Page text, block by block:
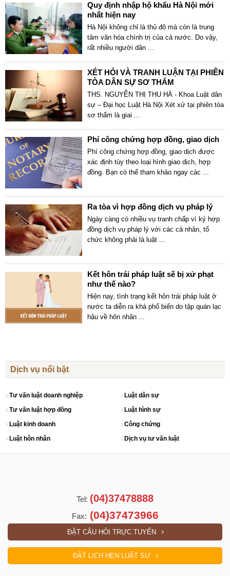
Quy định nhập hộ khẩu Hà Nội mới
nhất hiện nay
Hà Nội không chỉ là thủ đô mà còn là trung
tâm văn hóa chính trị của cả nước. Do vậy,
rất nhiều người dân ...
XÉT HỎI VÀ TRANH LUẬN TẠI PHIÊN
TÒA DÂN SỰ SƠ THẨM
THS. NGUYỄN THỊ THU HÀ - Khoa Luật dân
sự – Đại học Luật Hà Nội Xét xử tại phiên tòa
sơ thẩm là giai
Phí công chứng hợp đồng, giao dịch
Phí công chứng hợp đồng, giao dịch được
xác định tùy theo loại hình giao dịch, hợp
đồng. Bạn có thể tham khảo ngay các ...
Ra tòa vì hợp đồng dịch vụ pháp lý
Ngày càng có nhiều vụ tranh chấp vì ký hợp
đồng dịch vụ pháp lý với các cá nhân, tổ
chức không phải là luật ...
Kết hôn trái pháp luật sẽ bị xử phạt
như thế nào?
Hiện nay, tình trạng kết hôn trái pháp luật ở
nước ta diễn ra khá phổ biến do tập quán lạc
hậu về hôn nhân
Dịch vụ nổi bật
Tư vấn luật doanh nghiệp
Tư vấn luật hợp đồng
Luật dân sự
Luật hình sự
Luật kinh doanh
Luật hôn nhân
Công chứng
Dịch vụ tư vấn luật
Tel: (04)37478888
Fax: (04)37473966
ĐẶT CÂU HỎI TRỰC TUYẾN
ĐẶT LỊCH HẸN LUẬT SƯ